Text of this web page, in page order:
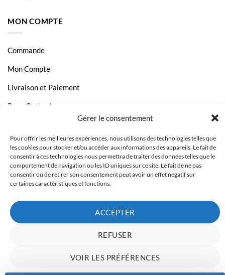
Gérer le consentement
Pour offrir les meilleures expériences, nous utilisons des technologies telles que
les cookies pour stocker et/ou accéder aux informations des appareils. Le fait de
consentir à ces technologies nous permettra de traiter des données telles que le
comportement de navigation ou les ID uniques sur ce site. Le fait de ne pas
consentir ou de retirer son consentement peut avoir un effet négatif sur
certaines caractéristiques et fonctions.
ACCEPTER
REFUSER
VOIR LES PRÉFÉRENCES
MON COMPTE
Commande
Mon Compte
Livraison et Paiement
Page Contact